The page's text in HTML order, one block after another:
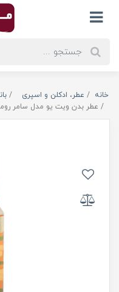
خانه عطر، ادکلن و اسپری
عطر بدن ویت یو مدل سامر رومنس حجم